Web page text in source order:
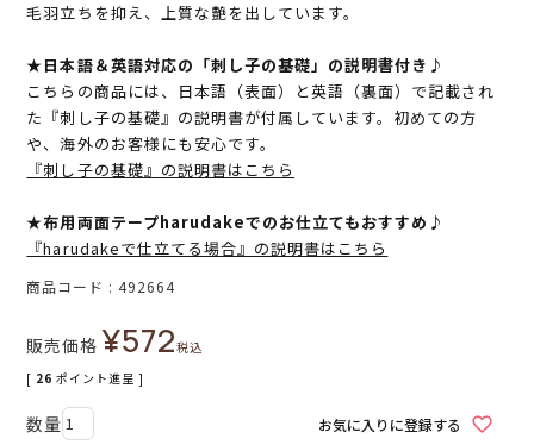
毛羽立ちを抑え、上質な艶を出しています。
★日本語＆英語対応の「刺し子の基礎」の説明書付き♪
こちらの商品には、日本語（表面）と英語（裏面）で記載され
た『刺し子の基礎』の説明書が付属しています。初めての方
や、海外のお客様にも安心です。
『刺し子の基礎』の説明書はこちら
★布用両面テープharudakeでのお仕立てもおすすめ♪
『harudakeで仕立てる場合』の説明書はこちら
商品コード 492664
販売価格 ¥572税込
[ 26 ポイント進呈 ]
お気に入りに登録する